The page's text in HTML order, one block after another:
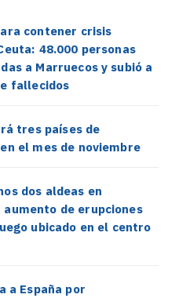
contener crisis
48.000 personas
a Marruecos y subió a
fallecidos
tres países de
el mes de noviembre
dos aldeas en
de erupciones
ubicado en el centro
a España por